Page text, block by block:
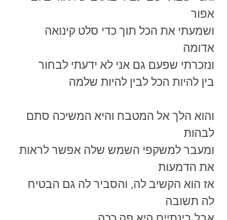
אפור
ושמעתי את הכל תוך כדי סלט קינואה
אדומה
ונזכרתי שפעם גם אני לא ידעתי לבחור
בין להיות הכל לבין להיות שלמה
והוא הלך אל המטבח והיא המשיכה סתם
לבהות
ומעבר למשקפי השמש שלה אפשר לראות
את הדמעות
אז הוא הקשיב לה, והסביר לה גם הבטיח
לה תשובה